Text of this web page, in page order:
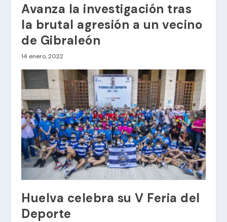
Avanza la investigación tras
la brutal agresión a un vecino
de Gibraleón
14 enero, 2022
Huelva celebra su V Feria del
Deporte